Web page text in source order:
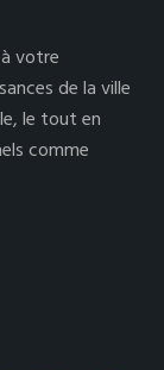
votre
de la ville
le tout en
comme